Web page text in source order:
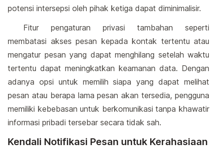
potensi intersepsi oleh pihak ketiga dapat diminimalisir.
Fitur pengaturan privasi tambahan seperti
membatasi akses pesan kepada kontak tertentu atau
mengatur pesan yang dapat menghilang setelah waktu
tertentu dapat meningkatkan keamanan data. Dengan
adanya opsi untuk memilih siapa yang dapat melihat
pesan atau berapa lama pesan akan tersedia, pengguna
memiliki kebebasan untuk berkomunikasi tanpa khawatir
informasi pribadi tersebar secara tidak sah.
Kendali Notifikasi Pesan untuk Kerahasiaan